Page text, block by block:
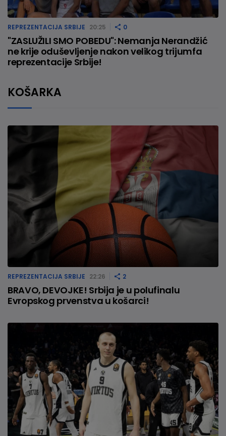
REPREZENTACIJA SRBIJE 20:25 0
"ZASLUŽILI SMO POBEDU": Nemanja Nerandžić
ne krije oduševljenje nakon velikog trijumfa
reprezentacije Srbije!
KOŠARKA
REPREZENTACIJA SRBIJE 22:26 2
BRAVO, DEVOJKE! Srbija je u polufinalu
Evropskog prvenstva u košarci!